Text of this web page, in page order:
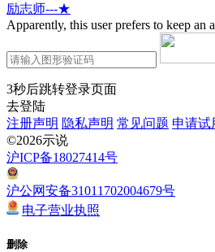
励志师---★
Apparently, this user prefers to keep an
3秒后跳转登录页面
去登陆
注册声明 隐私声明 常见问题 申请试
©2026示说
沪ICP备18027414号
沪公网安备31011702004679号
电子营业执照
删除